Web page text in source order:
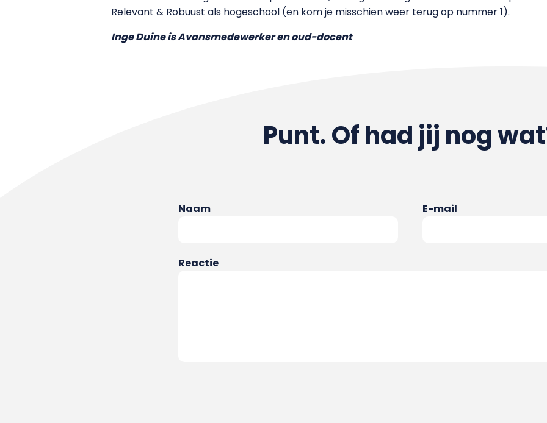
Relevant & Robuust als hogeschool (en kom je misschien weer terug op nummer 1).
Inge Duine is Avansmedewerker en oud-docent
Punt. Of had jij nog
Naam E-mail
Reactie